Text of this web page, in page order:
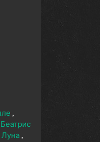
Беатрис
Луна